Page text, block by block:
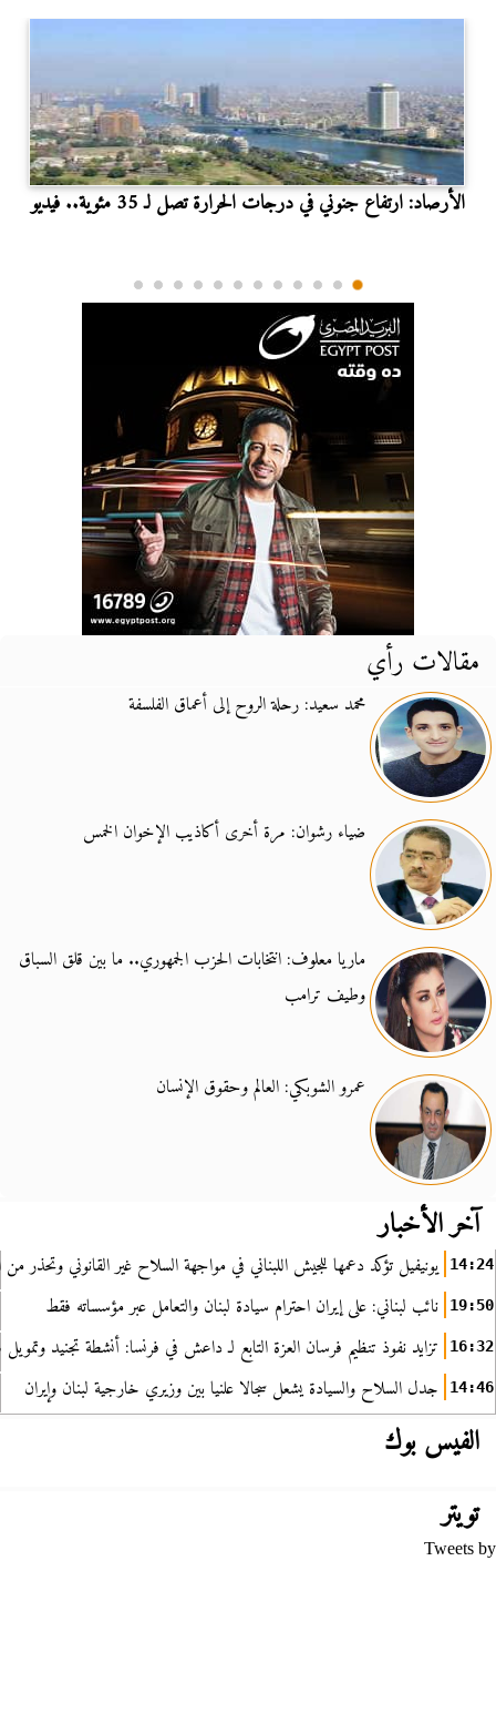
الأرصاد: ارتفاع جنوني في درجات الحرارة تصل لـ 35 مئوية.. فيديو
مقالات رأي
محمد سعيد: رحلة الروح إلى أعماق الفلسفة
ضياء رشوان: مرة أخرى أكاذيب الإخوان الخمس
ماريا معلوف: انتخابات الحزب الجمهوري.. ما بين قلق السباق
وطيف ترامب
عمرو الشوبكي: العالم وحقوق الإنسان
آخر الأخبار
14:24 يونيفيل تؤكد دعمها للجيش اللبناني في مواجهة السلاح غير القانوني وتحذر من
19:50 نائب لبناني: على إيران احترام سيادة لبنان والتعامل عبر مؤسساته فقط
16:32 تزايد نفوذ تنظيم فرسان العزة التابع لـ داعش في فرنسا: أنشطة تجنيد
14:46 جدل السلاح والسيادة يشعل سجالا علنيا بين وزيري خارجية لبنان وإيران
الفيس بوك
تويتر
Tweets by